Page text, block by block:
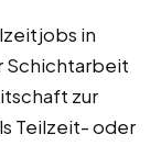
in
Schichtarbeit
zur
Teilzeit- oder